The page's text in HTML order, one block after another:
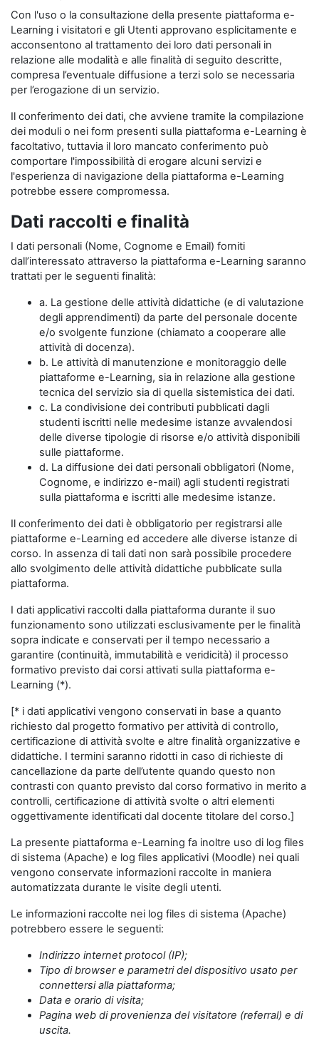
Con l'uso o la consultazione della presente piattaforma e-
Learning i visitatori e gli Utenti approvano esplicitamente e
acconsentono al trattamento dei loro dati personali in
relazione alle modalità e alle finalità di seguito descritte,
compresa l’eventuale diffusione a terzi solo se necessaria
per l’erogazione di un servizio.
Il conferimento dei dati, che avviene tramite la compilazione
dei moduli o nei form presenti sulla piattaforma e-Learning è
facoltativo, tuttavia il loro mancato conferimento può
comportare l'impossibilità di erogare alcuni servizi e
l'esperienza di navigazione della piattaforma e-Learning
potrebbe essere compromessa.
Dati raccolti e finalità
I dati personali (Nome, Cognome e Email) forniti
dall’interessato attraverso la piattaforma e-Learning saranno
trattati per le seguenti finalità:
a. La gestione delle attività didattiche (e di valutazione
degli apprendimenti) da parte del personale docente
e/o svolgente funzione (chiamato a cooperare alle
attività di docenza).
b. Le attività di manutenzione e monitoraggio delle
piattaforme e-Learning, sia in relazione alla gestione
tecnica del servizio sia di quella sistemistica dei dati.
c. La condivisione dei contributi pubblicati dagli
studenti iscritti nelle medesime istanze avvalendosi
delle diverse tipologie di risorse e/o attività disponibili
sulle piattaforme.
d. La diffusione dei dati personali obbligatori (Nome,
Cognome, e indirizzo e-mail) agli studenti registrati
sulla piattaforma e iscritti alle medesime istanze.
Il conferimento dei dati è obbligatorio per registrarsi alle
piattaforme e-Learning ed accedere alle diverse istanze di
corso. In assenza di tali dati non sarà possibile procedere
allo svolgimento delle attività didattiche pubblicate sulla
piattaforma.
I dati applicativi raccolti dalla piattaforma durante il suo
funzionamento sono utilizzati esclusivamente per le finalità
sopra indicate e conservati per il tempo necessario a
garantire (continuità, immutabilità e veridicità) il processo
formativo previsto dai corsi attivati sulla piattaforma e-
Learning (*).
[* i dati applicativi vengono conservati in base a quanto
richiesto dal progetto formativo per attività di controllo,
certificazione di attività svolte e altre finalità organizzative e
didattiche. I termini saranno ridotti in caso di richieste di
cancellazione da parte dell’utente quando questo non
contrasti con quanto previsto dal corso formativo in merito a
controlli, certificazione di attività svolte o altri elementi
oggettivamente identificati dal docente titolare del corso.]
La presente piattaforma e-Learning fa inoltre uso di log files
di sistema (Apache) e log files applicativi (Moodle) nei quali
vengono conservate informazioni raccolte in maniera
automatizzata durante le visite degli utenti.
Le informazioni raccolte nei log files di sistema (Apache)
potrebbero essere le seguenti:
Indirizzo internet protocol (IP);
Tipo di browser e parametri del dispositivo usato per
connettersi alla piattaforma;
Data e orario di visita;
Pagina web di provenienza del visitatore (referral) e di
uscita.